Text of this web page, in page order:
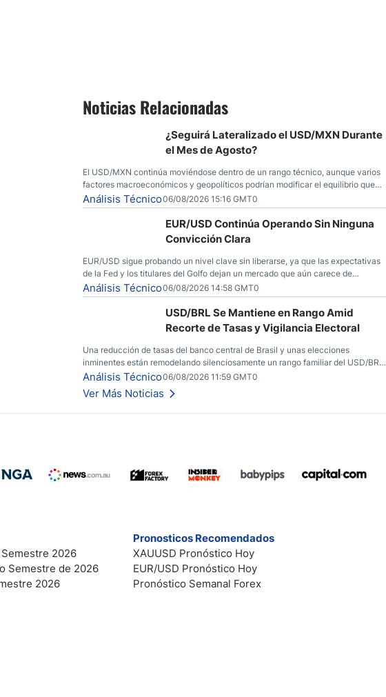
Noticias Relacionadas
¿Seguirá Lateralizado el USD/MXN Durante
el Mes de Agosto?
El USD/MXN continúa moviéndose dentro de un rango técnico, aunque varios
factores macroeconómicos y geopolíticos podrían modificar el equilibrio que
ha dominado al mercado en las últimas semanas.
Análisis Técnico06/08/2026 15:16 GMT0
EUR/USD Continúa Operando Sin Ninguna
Convicción Clara
EUR/USD sigue probando un nivel clave sin liberarse, ya que las expectativas
de la Fed y los titulares del Golfo dejan un mercado que aún carece de
convicción real.
Análisis Técnico06/08/2026 14:58 GMT0
USD/BRL Se Mantiene en Rango Amid
Recorte de Tasas y Vigilancia Electoral
Una reducción de tasas del banco central de Brasil y unas elecciones
inminentes están remodelando silenciosamente un rango familiar del USD/BRL.
Una reducción de tasas por parte del banco central de Brasil y unas elecciones
inminentes están remodelando silenciosamente un rango familiar del USD/BRL.
Esto es lo que los traders están observando a continuación.
Análisis Técnico06/08/2026 11:59 GMT0
Ver Más Noticias
2026
Semestre de 2026
2026
Pronosticos Recomendados
XAUUSD Pronóstico Hoy
EUR/USD Pronóstico Hoy
Pronóstico Semanal Forex